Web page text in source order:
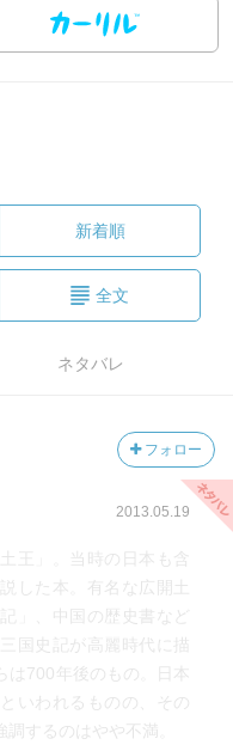
新着順
全文
ネタバレ
フォロー
2013.05.19
王」。当時の日本も含
した本。有名な広開土
」、中国の歴史書など
国史記が高麗時代に描
700年後のもの。日本
いわれるものの、その
するのはやや不満。